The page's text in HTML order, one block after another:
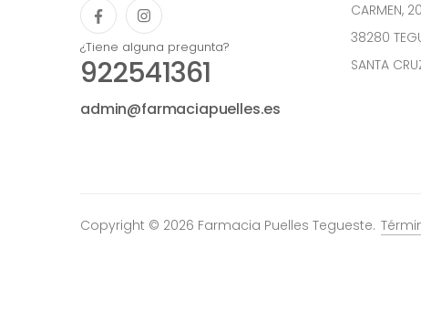
¿Tiene alguna pregunta?
922541361
admin@farmaciapuelles.es
CARMEN, 20
38280
SANTA
Copyright © 2026 Farmacia Puelles Tegueste.